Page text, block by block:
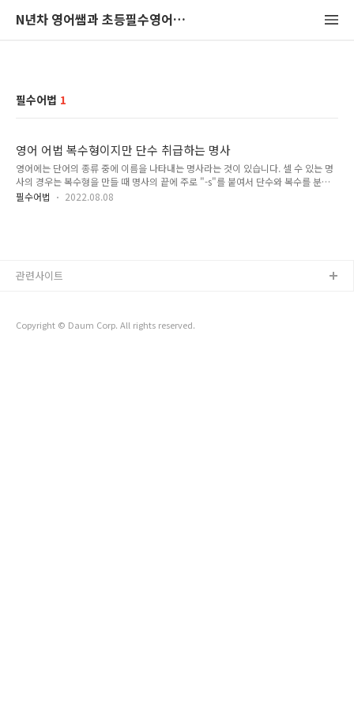
N년차 영어쌤과 초등필수영어회화 뽀개어보기
필수어법 1
영어 어법 복수형이지만 단수 취급하는 명사
영어에는 단어의 종류 중에 이름을 나타내는 명사라는 것이 있습니다. 셀 수 있는 명
사의 경우는 복수형을 만들 때 명사의 끝에 주로 "-s"를 붙여서 단수와 복수를 분명하
게 구분하여 사용해야 합니다. 특히 명사가 주어로 사용되었을 때 그것이 단수인지
문명, 질병, 게임, 국가명, 추상명사 등이 있습니..
필수어법 2022.08.08
Copyright © Daum Corp. All rights reserved.
관련사이트